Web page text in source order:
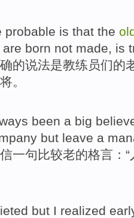
probable is that the
are born not made, is
的说法是教练员们的
。
been a big
but leave a
一句比较老的格言 ：“
but I realized